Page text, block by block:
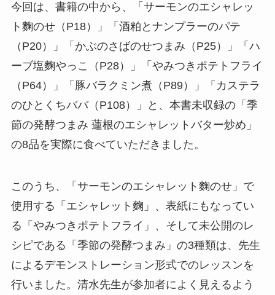
今回は、書籍の中から、「サーモンのエシャレッ
ト麴のせ（P18）」「酒粕とナンプラーのパテ
（P20）」「かぶのさばのせつまみ（P25）」「ハ
ーブ塩麴やっこ（P28）」「やみつきポテトフライ
（P64）」「豚バラクミン煮（P89）」「カステラ
のひとくちババ（P108）」と、本書未収録の「季
節の発酵つまみ 蓮根のエシャレットバター炒め」
の8品を実際に食べていただきました。
このうち、「サーモンのエシャレット麴のせ」で
使用する「エシャレット麴」、表紙にもなってい
る「やみつきポテトフライ」、そして未公開のレ
シピである「季節の発酵つまみ」の3種類は、先生
によるデモンストレーション形式でのレッスンを
行いました。清水先生が参加者によく見えるよう